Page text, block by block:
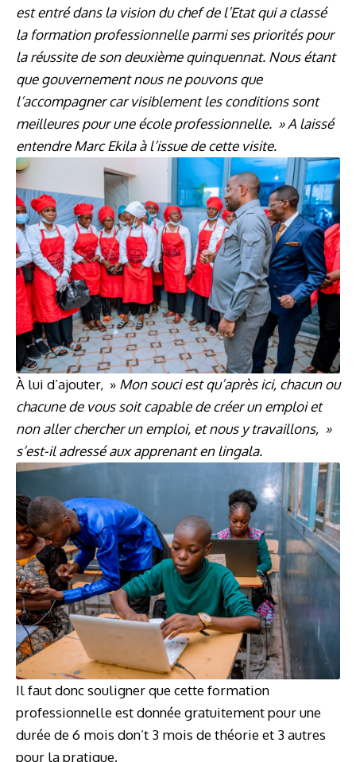
est entré dans la vision du chef de l’Etat qui a classé
la formation professionnelle parmi ses priorités pour
la réussite de son deuxième quinquennat. Nous étant
que gouvernement nous ne pouvons que
l’accompagner car visiblement les conditions sont
meilleures pour une école professionnelle. » A laissé
entendre Marc Ekila à l’issue de cette visite.
À lui d’ajouter, » Mon souci est qu’après ici, chacun ou
chacune de vous soit capable de créer un emploi et
non aller chercher un emploi, et nous y travaillons, »
s’est-il adressé aux apprenant en lingala.
Il faut donc souligner que cette formation
professionnelle est donnée gratuitement pour une
durée de 6 mois don’t 3 mois de théorie et 3 autres
pour la pratique.